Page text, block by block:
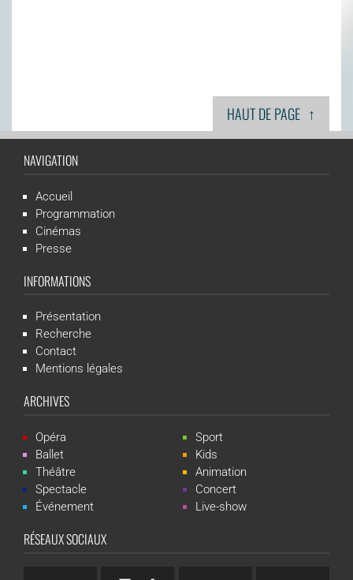
HAUT DE PAGE ↑
NAVIGATION
Accueil
Programmation
Cinémas
Presse
INFORMATIONS
Présentation
Recherche
Contact
Mentions légales
ARCHIVES
Opéra
Ballet
Théâtre
Spectacle
Événement
Sport
Kids
Animation
Concert
Live-show
RÉSEAUX SOCIAUX